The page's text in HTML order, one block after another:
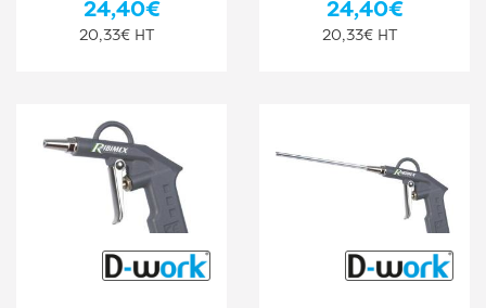
24,40€
20,33€ HT
24,40€
20,33€ HT